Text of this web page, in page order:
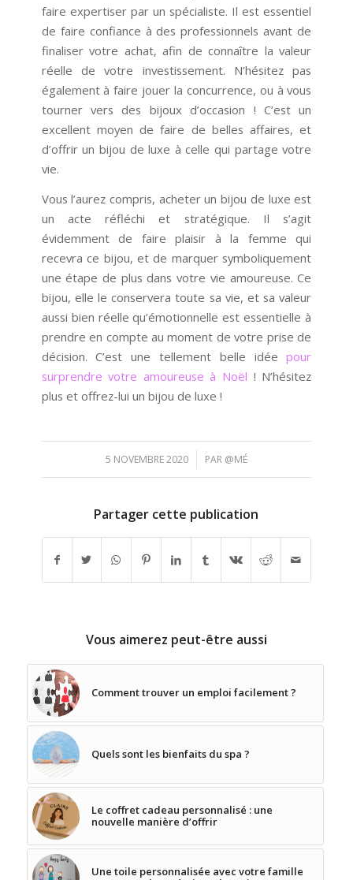
faire expertiser par un spécialiste. Il est essentiel
de faire confiance à des professionnels avant de
finaliser votre achat, afin de connaître la valeur
réelle de votre investissement. N’hésitez pas
également à faire jouer la concurrence, ou à vous
tourner vers des bijoux d’occasion ! C’est un
excellent moyen de faire de belles affaires, et
d’offrir un bijou de luxe à celle qui partage votre
vie.
Vous l’aurez compris, acheter un bijou de luxe est
un acte réfléchi et stratégique. Il s’agit
évidemment de faire plaisir à la femme qui
recevra ce bijou, et de marquer symboliquement
une étape de plus dans votre vie amoureuse. Ce
bijou, elle le conservera toute sa vie, et sa valeur
aussi bien réelle qu’émotionnelle est essentielle à
prendre en compte au moment de votre prise de
décision. C’est une tellement belle idéepour
surprendre votre amoureuse à Noël ! N’hésitez
plus et offrez-lui un bijou de luxe !
5 NOVEMBRE 2020
/ PAR @MÉ
Partager cette publication
Vous aimerez peut-être aussi
Comment trouver un emploi facilement ?
Quels sont les bienfaits du spa ?
Le coffret cadeau personnalisé : une
nouvelle manière d’offrir
Une toile personnalisée avec votre famille